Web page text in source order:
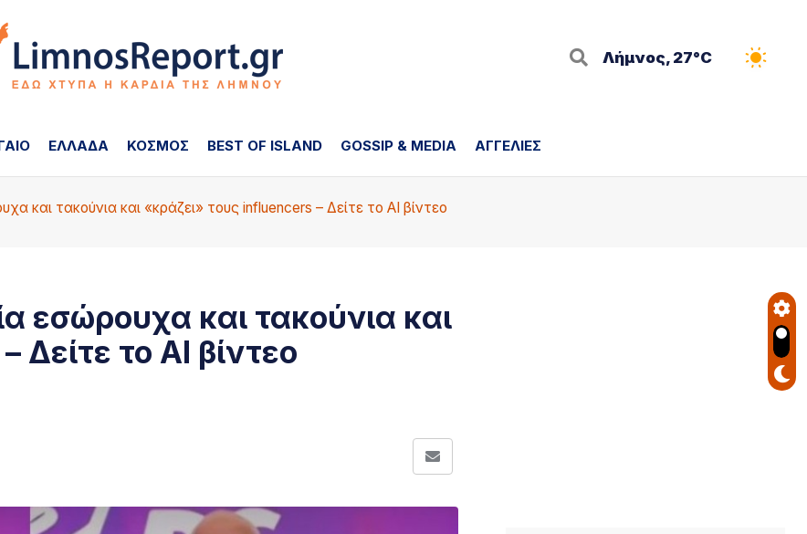
Λήμνος, 27°C
ΕΛΛΑΔΑ ΚΟΣΜΟΣ BEST OF ISLAND GOSSIP & MEDIA ΑΓΓΕΛΙΕΣ
και τακούνια και «κράζει» τους influencers – Δείτε το AI βίντεο
εσώρουχα και τακούνια και
Δείτε το AI βίντεο